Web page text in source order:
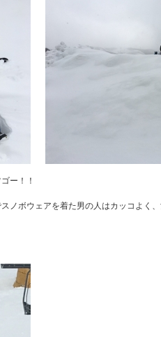
ー！！
ノボウェアを着た男の人はカッコよく